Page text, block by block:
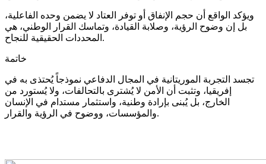
ويؤكد الواقع أن حجم الإنفاق أو توفر العتاد لا يضمن وحده الفاعلية،
بل إن وضوح الرؤية، وصلابة القيادة، وتماسك القرار الوطني، هي
المحددات الحقيقية للنجاح.
خاتمة
تجسد التجربة الموريتانية في المجال الدفاعي نموذجاً يُحتذى به في
إفريقيا، وتثبت أن الأمن لا يُشترى بالتحالفات، ولا يُستورد من
الخارج، بل يُبنى بإرادة وطنية، واستثمار مستدام في الإنسان
والمؤسسات، ووضوح في الرؤية والقرار.